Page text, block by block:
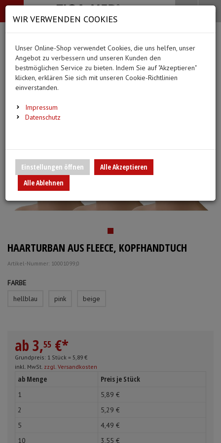
-->
Bekleidung
Alle Kategorien
BEKLEIDUNG
Überschuhe
Hauben
Ärmelschoner
Medizinische Hilfsmittel
Alle Kategorien
MEDIZINISCHE
Ergebnisse)
Urinbeutel/Beinbeutel
Pflege & Alltag
Alle Kategorien
PFLEGE & ALLTAG (66 Ergebnisse)
Alle anzeigen
Waschhandschuhe
Medikation
Warm- und Kaltkompressen
Urinflaschen & Zubehör
Unterlagen und Abdeckungen
Alle Kategorien
DIAGNOSTIK &
EKG-Elektroden &
Fieberthermometer
Anmelden
Ihr Warenkorb ist momentan leer.
Ergebnisse () Fertig
Menü Search
HAARTURBAN AUS FLEECE, KOPFHANDTUCH
Artikel-Nummer: 10001099;0
FARBE
hellblau
pink beige
ab3,55 €*
Grundpreis: 1 Stück = 5,89 €
inkl. MwSt. zzgl. Versandkosten
ab Menge Preis je Stück
1 5,89 €
2
5,29 €
5
4,49 €
10
3,55 €
WIR VERWENDEN COOKIES
Unser Online-Shop verwendet Cookies, die uns helfen, unser
Angebot zu verbessern und unseren Kunden den
bestmöglichen Service zu bieten. Indem Sie auf "Akzeptieren"
klicken, erklären Sie sich mit unseren Cookie-Richtlinien
einverstanden.
Impressum
Datenschutz
Einstellungen öffnen
Alle Akzeptieren
Alle Ablehnen